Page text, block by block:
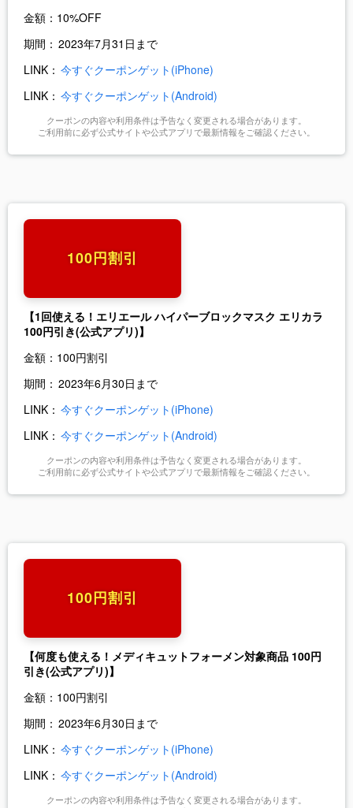
金額： 10%OFF
期間： 2023年7月31日まで
LINK： 今すぐクーポンゲット(iPhone)
LINK： 今すぐクーポンゲット(Android)
クーポンの内容や利用条件は予告なく変更される場合があります。
ご利用前に必ず公式サイトや公式アプリで最新情報をご確認ください。
100円割引
【1回使える！エリエール ハイパーブロックマスク エリカラ
100円引き(公式アプリ)】
金額： 100円割引
期間： 2023年6月30日まで
LINK： 今すぐクーポンゲット(iPhone)
LINK： 今すぐクーポンゲット(Android)
クーポンの内容や利用条件は予告なく変更される場合があります。
ご利用前に必ず公式サイトや公式アプリで最新情報をご確認ください。
100円割引
【何度も使える！メディキュットフォーメン対象商品 100円
引き(公式アプリ)】
金額： 100円割引
期間： 2023年6月30日まで
LINK： 今すぐクーポンゲット(iPhone)
LINK： 今すぐクーポンゲット(Android)
クーポンの内容や利用条件は予告なく変更される場合があります。